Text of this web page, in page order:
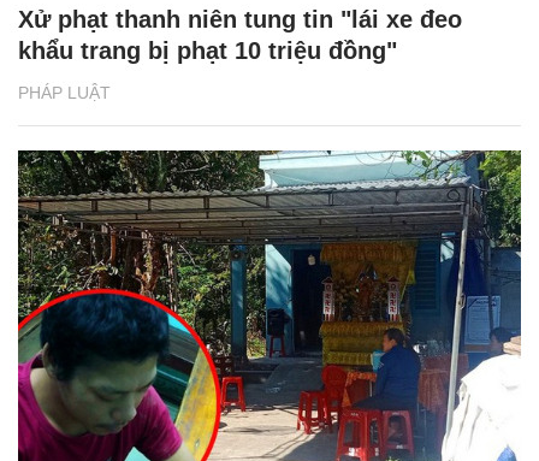
PHÁP LUẬT
Xử phạt thanh niên tung tin "lái xe đeo
khẩu trang bị phạt 10 triệu đồng"